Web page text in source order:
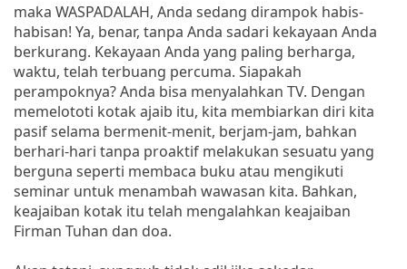
maka WASPADALAH, Anda sedang dirampok habis-
habisan! Ya, benar, tanpa Anda sadari kekayaan Anda
berkurang. Kekayaan Anda yang paling berharga,
waktu, telah terbuang percuma. Siapakah
perampoknya? Anda bisa menyalahkan TV. Dengan
memelototi kotak ajaib itu, kita membiarkan diri kita
pasif selama bermenit-menit, berjam-jam, bahkan
berhari-hari tanpa proaktif melakukan sesuatu yang
berguna seperti membaca buku atau mengikuti
seminar untuk menambah wawasan kita. Bahkan,
keajaiban kotak itu telah mengalahkan keajaiban
Firman Tuhan dan doa.